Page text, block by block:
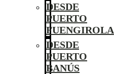
DESDE
PUERTO
FUENGIROLA
DESDE
PUERTO
BANÚS